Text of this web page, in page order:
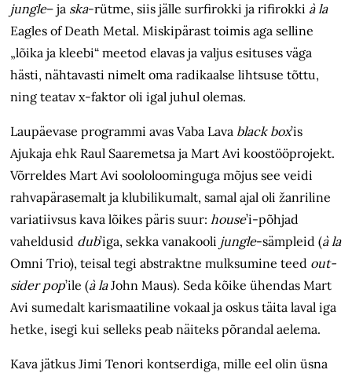
jungle– ja ska-rütme, siis jälle surfirokki ja rifirokki à la
Eagles of Death Metal. Miskipärast toimis aga selline
„lõika ja kleebi“ meetod elavas ja valjus esituses väga
hästi, nähtavasti nimelt oma radikaalse lihtsuse tõttu,
ning teatav x-faktor oli igal juhul olemas.
Laupäevase programmi avas Vaba Lava black box’is
Ajukaja ehk Raul Saaremetsa ja Mart Avi koostööprojekt.
Võrreldes Mart Avi soololoominguga mõjus see veidi
rahvapärasemalt ja klubilikumalt, samal ajal oli žanriline
variatiivsus kava lõikes päris suur:house’i-põhjad
vaheldusid dub’iga, sekka vanakooli jungle-sämpleid (à la
Omni Trio), teisal tegi abstraktne mulksumine teed out­
sider pop’ile (à laJohn Maus). Seda kõike ühendas Mart
Avi sumedalt karismaatiline vokaal ja oskus täita laval iga
hetke, isegi kui selleks peab näiteks põrandal aelema.
Kava jätkus Jimi Tenori kontserdiga, mille eel olin üsna